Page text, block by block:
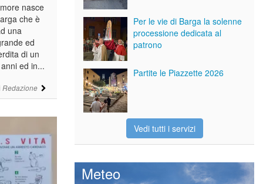
Redazione
nasce
che è
una
ed
di un
ed in...
Per le vie di Barga la solenne
processione dedicata al
patrono
Partite le Piazzette 2026
Vedi tutti i servizi
Meteo